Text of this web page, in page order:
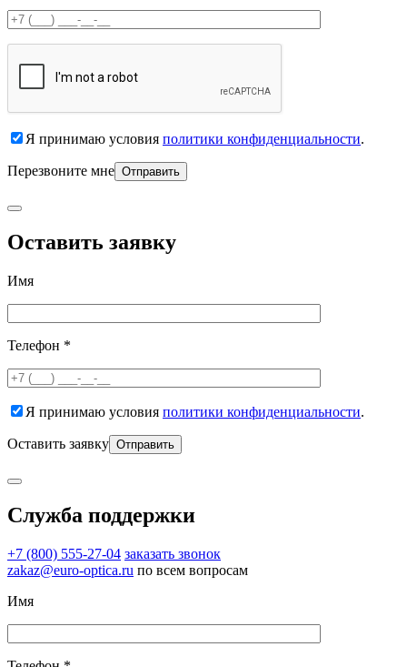
Я принимаю условия политики конфиденциальности.
Перезвоните мне
Оставить заявку
Имя
Телефон *
Я принимаю условия политики конфиденциальности.
Оставить заявку
Служба поддержки
+7 (800) 555-27-04 заказать звонок
zakaz@euro-optica.ru по всем вопросам
Имя